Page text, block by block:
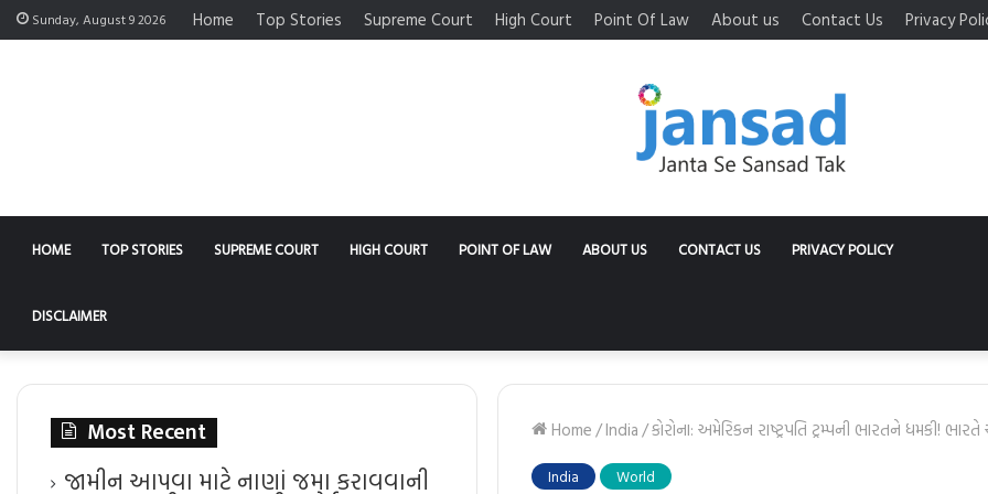
Sunday, August 9 2026 Home Top Stories Supreme Court High Court Point Of Law About us Contact Us Privacy
HOME TOP STORIES SUPREME COURT HIGH COURT POINT OF LAW ABOUT US CONTACT US PRIVACY POLICY
DISCLAIMER
Home/India/કોરોના: અમેરિકન રાષ્ટ્રપતિ ટ્રમ્પની ભારતને ધમકી!
India World
Most Recent
જામીન આપવા માટે નાણાં જમા કરાવવાની